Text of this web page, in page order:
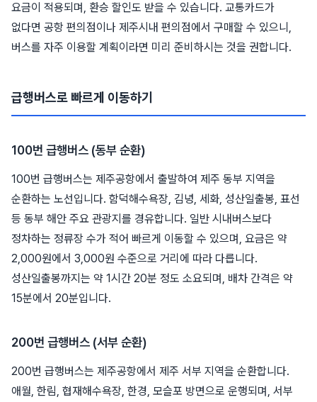
요금이 적용되며, 환승 할인도 받을 수 있습니다. 교통카드가
없다면 공항 편의점이나 제주시내 편의점에서 구매할 수 있으니,
버스를 자주 이용할 계획이라면 미리 준비하시는 것을 권합니다.
급행버스로 빠르게 이동하기
100번 급행버스 (동부 순환)
100번 급행버스는 제주공항에서 출발하여 제주 동부 지역을
순환하는 노선입니다. 함덕해수욕장, 김녕, 세화, 성산일출봉, 표선
등 동부 해안 주요 관광지를 경유합니다. 일반 시내버스보다
정차하는 정류장 수가 적어 빠르게 이동할 수 있으며, 요금은 약
2,000원에서 3,000원 수준으로 거리에 따라 다릅니다.
성산일출봉까지는 약 1시간 20분 정도 소요되며, 배차 간격은 약
15분에서 20분입니다.
200번 급행버스 (서부 순환)
200번 급행버스는 제주공항에서 제주 서부 지역을 순환합니다.
애월, 한림, 협재해수욕장, 한경, 모슬포 방면으로 운행되며, 서부